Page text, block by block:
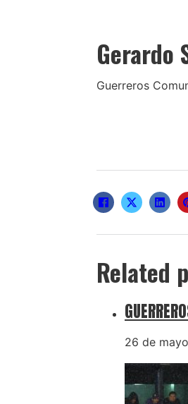
Gerardo
Guerreros
Related
26 de